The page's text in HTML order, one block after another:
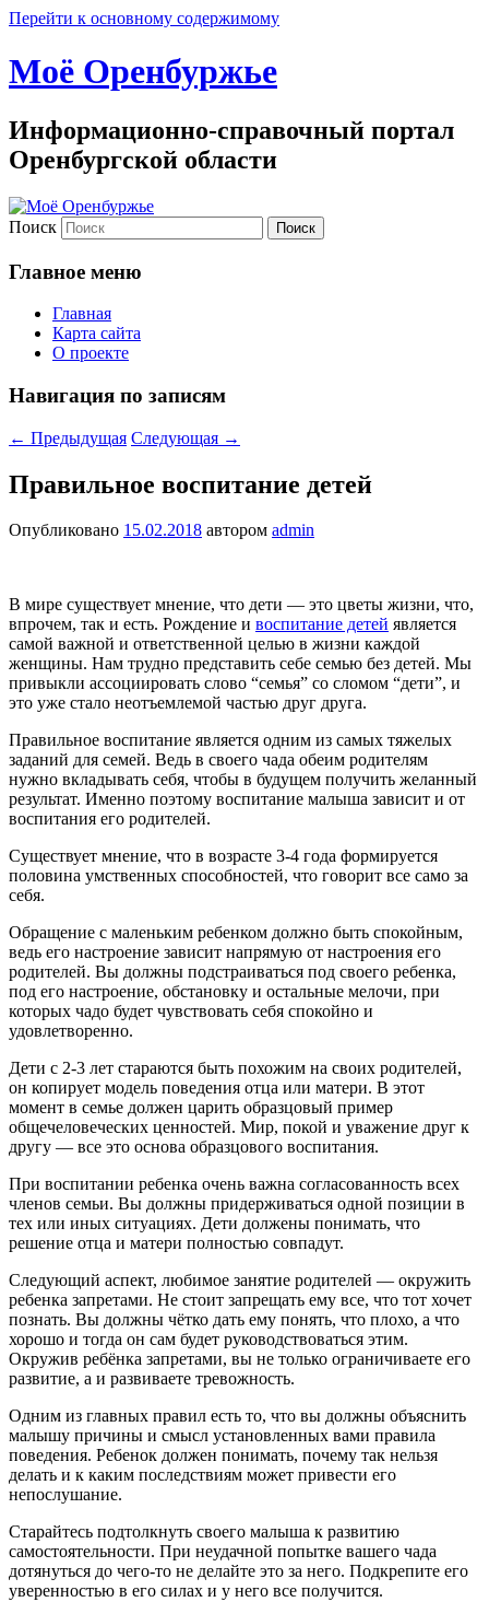
Перейти к основному содержимому
Моё Оренбуржье
Информационно-справочный портал
Оренбургской области
Поиск
Главное меню
Главная
Карта сайта
О проекте
Навигация по записям
← Предыдущая Следующая →
Правильное воспитание детей
Опубликовано 15.02.2018 автором admin
В мире существует мнение, что дети — это цветы жизни, что,
впрочем, так и есть. Рождение и воспитание детей является
самой важной и ответственной целью в жизни каждой
женщины. Нам трудно представить себе семью без детей. Мы
привыкли ассоциировать слово “семья” со сломом “дети”, и
это уже стало неотъемлемой частью друг друга.
Правильное воспитание является одним из самых тяжелых
заданий для семей. Ведь в своего чада обеим родителям
нужно вкладывать себя, чтобы в будущем получить желанный
результат. Именно поэтому воспитание малыша зависит и от
воспитания его родителей.
Существует мнение, что в возрасте 3-4 года формируется
половина умственных способностей, что говорит все само за
себя.
Обращение с маленьким ребенком должно быть спокойным,
ведь его настроение зависит напрямую от настроения его
родителей. Вы должны подстраиваться под своего ребенка,
под его настроение, обстановку и остальные мелочи, при
которых чадо будет чувствовать себя спокойно и
удовлетворенно.
Дети с 2-3 лет стараются быть похожим на своих родителей,
он копирует модель поведения отца или матери. В этот
момент в семье должен царить образцовый пример
общечеловеческих ценностей. Мир, покой и уважение друг к
другу — все это основа образцового воспитания.
При воспитании ребенка очень важна согласованность всех
членов семьи. Вы должны придерживаться одной позиции в
тех или иных ситуациях. Дети должены понимать, что
решение отца и матери полностью совпадут.
Следующий аспект, любимое занятие родителей — окружить
ребенка запретами. Не стоит запрещать ему все, что тот хочет
познать. Вы должны чётко дать ему понять, что плохо, а что
хорошо и тогда он сам будет руководствоваться этим.
Окружив ребёнка запретами, вы не только ограничиваете его
развитие, а и развиваете тревожность.
Одним из главных правил есть то, что вы должны объяснить
малышу причины и смысл установленных вами правила
поведения. Ребенок должен понимать, почему так нельзя
делать и к каким последствиям может привести его
непослушание.
Старайтесь подтолкнуть своего малыша к развитию
самостоятельности. При неудачной попытке вашего чада
дотянуться до чего-то не делайте это за него. Подкрепите его
уверенностью в его силах и у него все получится.